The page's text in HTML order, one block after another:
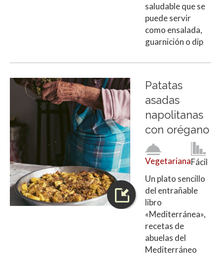
saludable que se
puede servir
como ensalada,
guarnición o dip
Patatas
asadas
napolitanas
con orégano
VegetarianaFácil
Un plato sencillo
del entrañable
libro
«Mediterránea»,
recetas de
abuelas del
Mediterráneo